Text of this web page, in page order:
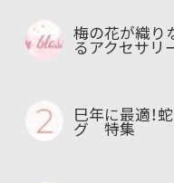
梅の花が織り
るアクセサリ
巳年に最適！
グ 特集